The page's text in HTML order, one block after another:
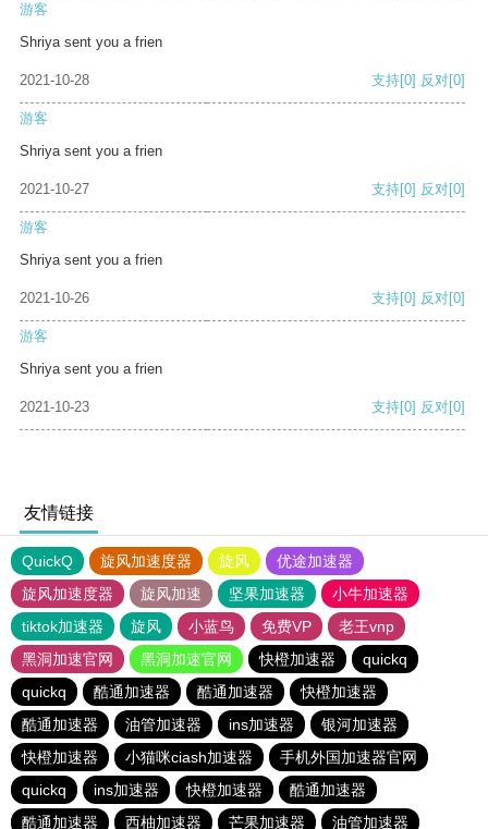
游客
Shriya sent you a frien
2021-10-28 支持[0] 反对[0]
游客
Shriya sent you a frien
2021-10-27 支持[0] 反对[0]
游客
Shriya sent you a frien
2021-10-26 支持[0] 反对[0]
游客
Shriya sent you a frien
2021-10-23 支持[0] 反对[0]
友情链接
QuickQ 旋风加速度器 旋风
优途加速器
旋风加速度器
旋风加速 坚果加速器
小牛加速器
tiktok加速器
旋风 小蓝鸟 免费VP
老王vnp
黑洞加速官网
黑洞加速官网 快橙加速器
quickq
quickq
酷通加速器 酷通加速器
快橙加速器
酷通加速器
油管加速器 ins加速器
银河加速器
快橙加速器
小猫咪ciash加速器
手机外国加速器官网
quickq
ins加速器 快橙加速器
酷通加速器
酷通加速器
西柚加速器 芒果加速器 油管加速器